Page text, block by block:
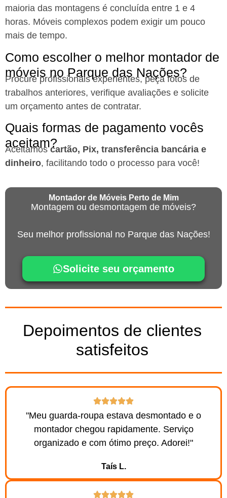
maioria das montagens é concluída entre 1 e 4
horas. Móveis complexos podem exigir um pouco
mais de tempo.
Como escolher o melhor montador de
móveis no Parque das Nações?
Procure profissionais experientes, peça fotos de
trabalhos anteriores, verifique avaliações e solicite
um orçamento antes de contratar.
Quais formas de pagamento vocês
aceitam?
Aceitamoscartão, Pix, transferência bancária e
dinheiro, facilitando todo o processo para você!
Montador de Móveis Perto de Mim
Montagem ou desmontagem de móveis?
Seu melhor profissional no Parque das Nações!
Solicite seu orçamento
Depoimentos de clientes
satisfeitos
"Meu guarda-roupa estava desmontado e o
montador chegou rapidamente. Serviço
organizado e com ótimo preço. Adorei!"
Taís L.